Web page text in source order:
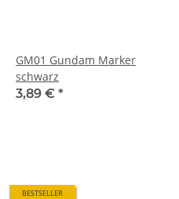
GM01 Gundam Marker
schwarz
3,89 € *
BESTSELLER